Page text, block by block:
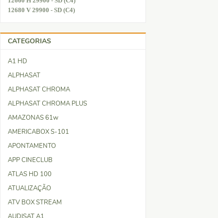
12680 V 29900 - SD (C4)
CATEGORIAS
A1 HD
ALPHASAT
ALPHASAT CHROMA
ALPHASAT CHROMA PLUS
AMAZONAS 61w
AMERICABOX S-101
APONTAMENTO
APP CINECLUB
ATLAS HD 100
ATUALIZAÇÃO
ATV BOX STREAM